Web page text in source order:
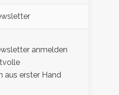
anmelden
aus erster Hand